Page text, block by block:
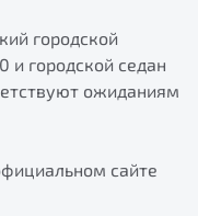
городской
и городской седан
ожиданиям
сайте